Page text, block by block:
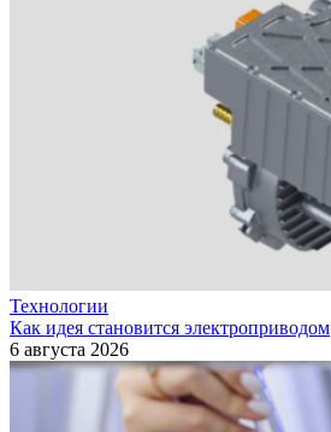
Технологии
Как идея становится электроприводом
6 августа 2026